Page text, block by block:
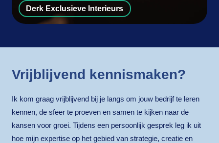
Derk Exclusieve Interieurs
Vrijblijvend kennismaken?
Ik kom graag vrijblijvend bij je langs om jouw bedrijf te leren
kennen, de sfeer te proeven en samen te kijken naar de
kansen voor groei. Tijdens een persoonlijk gesprek leg ik uit
hoe mijn expertise op het gebied van strategie, creatie en